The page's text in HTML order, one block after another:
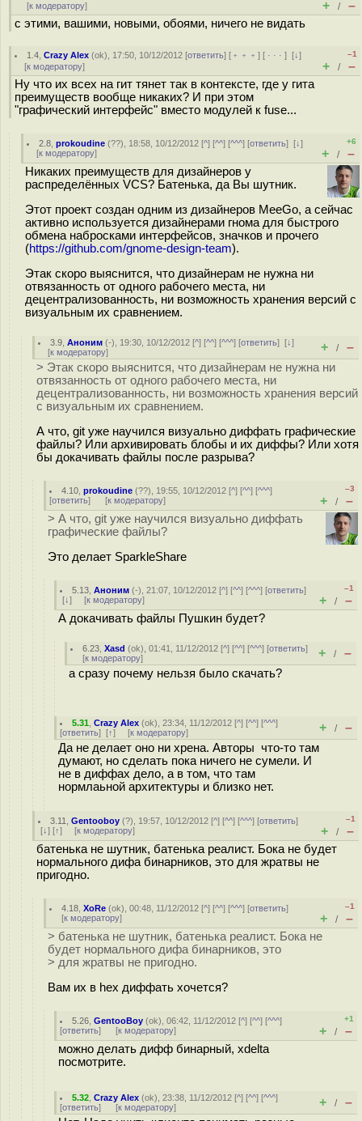
[к модератору] + / –
с этими, вашими, новыми, обоями, ничего не видать
1.4 ,Crazy Alex (ok), 17:50, 10/12/2012 [ответить] [ ﹢﹢﹢] [ · · ·][↓]
[к модератору]
–1
+ / –
Ну что их всех на гит тянет так в контексте, где у гита
преимуществ вообще никаких? И при этом
"графический интерфейс" вместо модулей к fuse...
2.8 ,prokoudine (??), 18:58, 10/12/2012 [^] [^^] [^^^] [ответить][↓]
[к модератору]
+6
+ / –
Никаких преимуществ для дизайнеров у
распределённых VCS? Батенька, да Вы шутник.
Этот проект создан одним из дизайнеров MeeGo, а сейчас
активно используется дизайнерами гнома для быстрого
обмена набросками интерфейсов, значков и прочего
(https://github.com/gnome-design-team).
Этак скоро выяснится, что дизайнерам не нужна ни
отвязанность от одного рабочего места, ни
децентрализованность, ни возможность хранения версий с
визуальным их сравнением.
3.9 ,Аноним (-), 19:30, 10/12/2012 [^] [^^] [^^^] [ответить][↓]
[к модератору] + / –
> Этак скоро выяснится, что дизайнерам не нужна ни
отвязанность от одного рабочего места, ни
децентрализованность, ни возможность хранения версий
с визуальным их сравнением.
А что, git уже научился визуально диффать графические
файлы? Или архивировать блобы и их диффы? Или хотя
бы докачивать файлы после разрыва?
4.10 ,prokoudine (??), 19:55, 10/12/2012 [^] [^^] [^^^]
[ответить] [к модератору]
–3
+ / –
> А что, git уже научился визуально диффать
графические файлы?
Это делает SparkleShare
5.13 ,Аноним (-), 21:07, 10/12/2012 [^] [^^] [^^^] [ответить]
[↓] [к модератору]
–1
+ / –
А докачивать файлы Пушкин будет?
6.23 ,Xasd (ok), 01:41, 11/12/2012 [^] [^^] [^^^] [ответить]
[к модератору] + / –
а сразу почему нельзя было скачать?
5.31 ,Crazy Alex (ok), 23:34, 11/12/2012 [^] [^^] [^^^]
[ответить] [↑] [к модератору] + / –
Да не делает оно ни хрена. Авторы что-то там
думают, но сделать пока ничего не сумели. И
не в диффах дело, а в том, что там
нормлаьной архитектуры и близко нет.
3.11 ,Gentooboy (?), 19:57, 10/12/2012 [^] [^^] [^^^] [ответить]
[↓] [↑] [к модератору]
–1
+ / –
батенька не шутник, батенька реалист. Бока не будет
нормального дифа бинарников, это для жратвы не
пригодно.
4.18 ,XoRe (ok), 00:48, 11/12/2012 [^] [^^] [^^^] [ответить]
[к модератору]
–1
+ / –
> батенька не шутник, батенька реалист. Бока не
будет нормального дифа бинарников, это
> для жратвы не пригодно.
Вам их в hex диффать хочется?
5.26 ,GentooBoy (ok), 06:42, 11/12/2012 [^] [^^] [^^^]
[ответить] [к модератору]
+1
+ / –
можно делать дифф бинарный, xdelta
посмотрите.
5.32 ,Crazy Alex (ok), 23:38, 11/12/2012 [^] [^^] [^^^]
[ответить] [к модератору] + / –